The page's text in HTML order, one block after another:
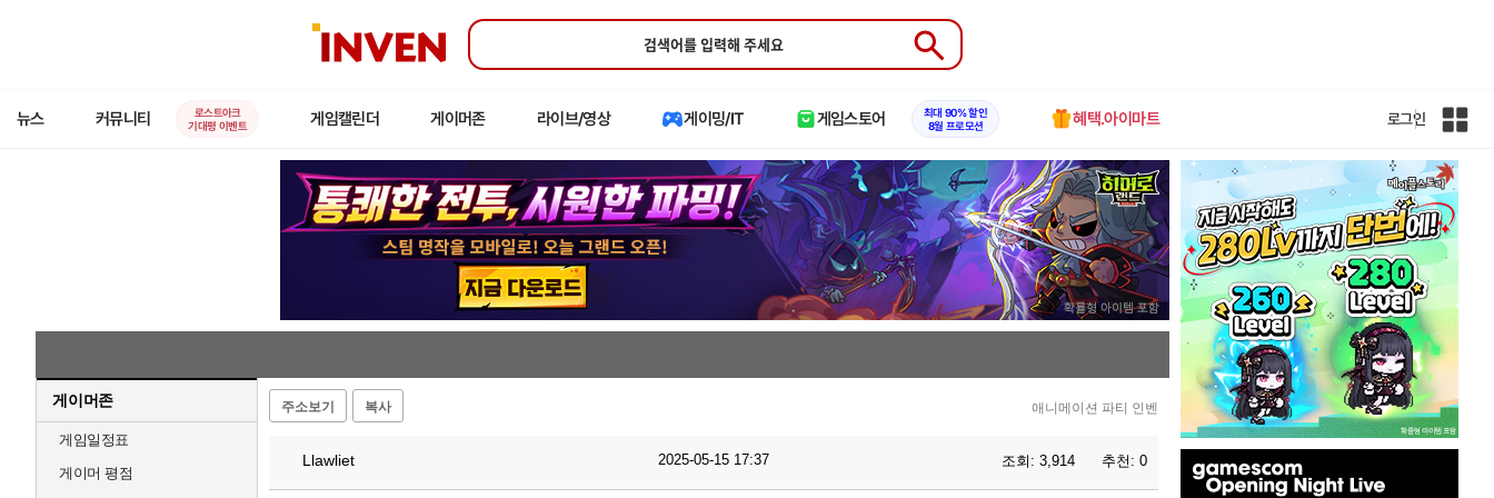
인
Submit
뉴스 커뮤니티
로스트아크
기대평 이벤트
게임캘린더 게이머존 라이브/영상 게이밍/IT 게임스토어
최대 90% 할인
8월 프로모션
혜택.아이마트 로그인
인
전
체
사
이
게이머존
게임일정표
게이머 평점
주소보기 복사 애니메이션 파티 인벤
Llawliet 2025-05-15 17:37 조회: 3,914 추천: 0
벤